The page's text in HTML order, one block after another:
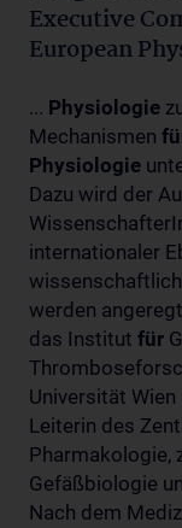
Executive
European
... Physiologie
Mechanismen
Physiologie
Dazu wird der
internationaler
werden
das Institut für
Universität
Leiterin des
Pharmakologie,
Gefäßbiologie
Nach dem